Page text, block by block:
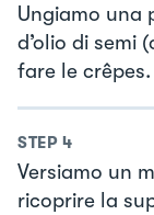
Ungiamo una
d’olio di semi
fare le crêpes.
STEP 4
Versiamo un
ricoprire la